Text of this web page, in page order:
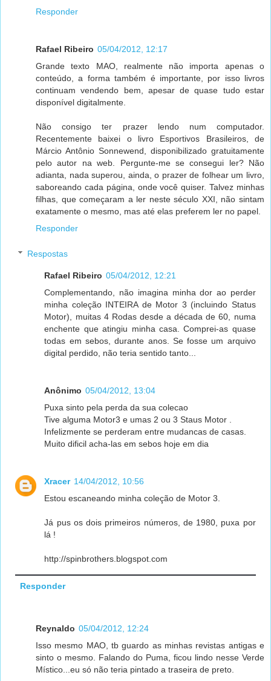
Responder
Rafael Ribeiro 05/04/2012, 12:17
Grande texto MAO, realmente não importa apenas o
conteúdo, a forma também é importante, por isso livros
continuam vendendo bem, apesar de quase tudo estar
disponível digitalmente.
Não consigo ter prazer lendo num computador.
Recentemente baixei o livro Esportivos Brasileiros, de
Márcio Antônio Sonnewend, disponibilizado gratuitamente
pelo autor na web. Pergunte-me se consegui ler? Não
adianta, nada superou, ainda, o prazer de folhear um livro,
saboreando cada página, onde você quiser. Talvez minhas
filhas, que começaram a ler neste século XXI, não sintam
exatamente o mesmo, mas até elas preferem ler no papel.
Responder
Respostas
Rafael Ribeiro 05/04/2012, 12:21
Complementando, não imagina minha dor ao perder
minha coleção INTEIRA de Motor 3 (incluindo Status
Motor), muitas 4 Rodas desde a década de 60, numa
enchente que atingiu minha casa. Comprei-as quase
todas em sebos, durante anos. Se fosse um arquivo
digital perdido, não teria sentido tanto...
Anônimo 05/04/2012, 13:04
Puxa sinto pela perda da sua colecao
Tive alguma Motor3 e umas 2 ou 3 Staus Motor .
Infelizmente se perderam entre mudancas de casas.
Muito dificil acha-las em sebos hoje em dia
Xracer 14/04/2012, 10:56
Estou escaneando minha coleção de Motor 3.
Já pus os dois primeiros números, de 1980, puxa por
lá !
http://spinbrothers.blogspot.com
Responder
Reynaldo 05/04/2012, 12:24
Isso mesmo MAO, tb guardo as minhas revistas antigas e
sinto o mesmo. Falando do Puma, ficou lindo nesse Verde
Místico...eu só não teria pintado a traseira de preto.